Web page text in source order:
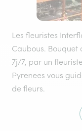
Les fleuristes
Caubous. Bouquet
7j/7, par un
Pyrenees vous
de fleurs.